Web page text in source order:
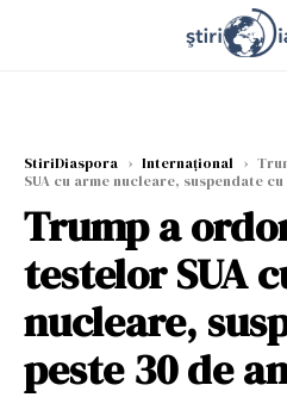
StiriDiaspora › Internațional ›
SUA cu arme nucleare, suspendate
Trump a
testelor SUA
nucleare,
peste 30 de